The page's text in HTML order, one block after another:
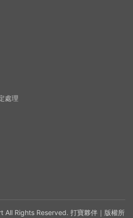
處理
Rights Reserved. 打寶夥伴｜版權所